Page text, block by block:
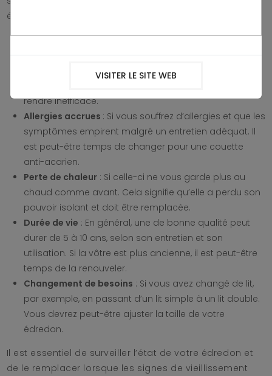
édredon :
Perte de gonflant: Si celle-ci a perdu son gonflant
d’origine et semble plate, il est temps de la remplacer.
Usure et déchirures: Les déchirures, les coutures
rendre inefficace.
Allergies accrues : Si vous souffrez d’allergies et que les
symptômes empirent malgré un entretien adéquat. Il
est peut-être temps de changer pour une couette
anti-acarien.
Perte de chaleur: Si celle-ci ne vous garde plus au
chaud comme avant. Cela signifie qu’elle a perdu son
pouvoir isolant et doit être remplacée.
Durée de vie : En général, une de bonne qualité peut
durer de 5 à 10 ans, selon son entretien et son
utilisation. Si la vôtre est plus ancienne, il est peut-être
temps de la renouveler.
Changement de besoins : Si vous avez changé de lit,
par exemple, en passant d’un lit simple à un lit double.
Vous devrez peut-être ajuster la taille de votre
édredon.
Il est essentiel de surveiller l’état de votre édredon et
de le remplacer lorsque les signes de vieillissement
VISITER LE SITE WEB